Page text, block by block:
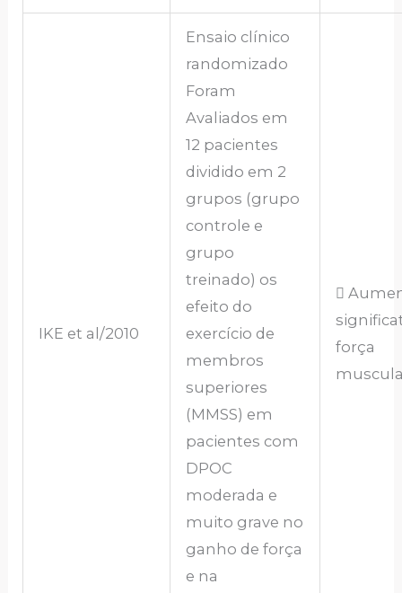
IKE et al/2010
Ensaio clínico
randomizado
Foram
Avaliados em
12 pacientes
dividido em 2
grupos (grupo
controle e
grupo
treinado) os
efeito do
exercício de
membros
superiores
(MMSS) em
pacientes com
DPOC
moderada e
muito grave no
ganho de força
e na

força